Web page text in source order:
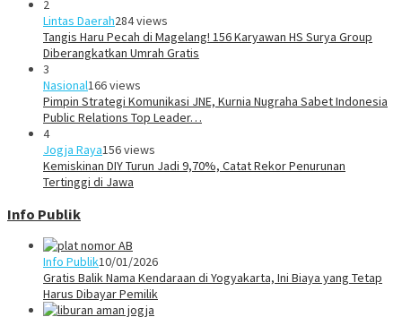
2
Lintas Daerah284 views
Tangis Haru Pecah di Magelang! 156 Karyawan HS Surya Group
Diberangkatkan Umrah Gratis
3
Nasional166 views
Pimpin Strategi Komunikasi JNE, Kurnia Nugraha Sabet Indonesia
Public Relations Top Leader…
4
Jogja Raya156 views
Kemiskinan DIY Turun Jadi 9,70%, Catat Rekor Penurunan
Tertinggi di Jawa
Info Publik
Info Publik10/01/2026
Gratis Balik Nama Kendaraan di Yogyakarta, Ini Biaya yang Tetap
Harus Dibayar Pemilik